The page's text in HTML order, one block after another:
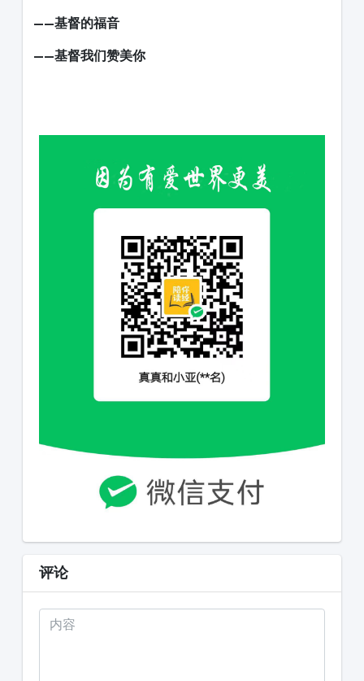
——基督的福音
——基督我们赞美你
评论